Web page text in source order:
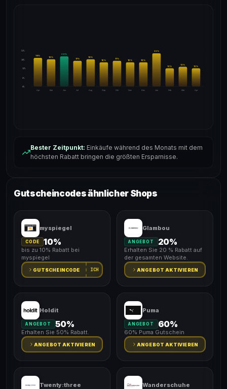
24%
18%
12%
6%
0%
Apr
19%
Mai
18%
Jun
20%
Jul
17%
Aug
18%
Sep
16%
Okt
17%
Nov
16%
Dez
16%
Jan
22%
Feb
12%
Mär
13%
Apr
12%
Bester Zeitpunkt: Einkäufe während des Monats mit dem
höchsten Rabatt bringen die größten Ersparnisse.
Gutscheincodes ähnlicher Shops
myspiegel
CODE 10%
bis zu 10% Rabatt bei
myspiegel
GUTSCHEINCODE ICH
Glambou
ANGEBOT 20%
Erhalten Sie 20 % Rabatt auf
der gesamten Website.
ANGEBOT AKTIVIEREN
Holdit
ANGEBOT 50%
Erhalten Sie 50% Rabatt.
ANGEBOT AKTIVIEREN
Puma
ANGEBOT 60%
60% Puma Gutschein
ANGEBOT AKTIVIEREN
Twenty:three Wanderschuhe